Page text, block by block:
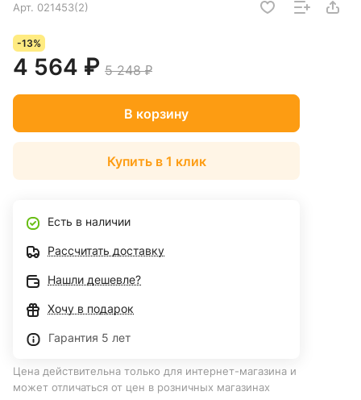
Арт. 021453(2)
-13%
4 564 ₽ 5 248 ₽
В корзину
Купить в 1 клик
Есть в наличии
Рассчитать доставку
Нашли дешевле?
Хочу в подарок
Гарантия 5 лет
Цена действительна только для интернет-магазина и
может отличаться от цен в розничных магазинах